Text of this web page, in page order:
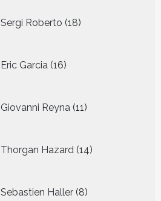
Sergi Roberto 18
producten
Eric Garcia 16
producten
Giovanni Reyna 11
producten
Thorgan Hazard 14
producten
Sebastien Haller 8